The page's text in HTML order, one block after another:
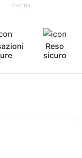
cucina
Reso
sicuro